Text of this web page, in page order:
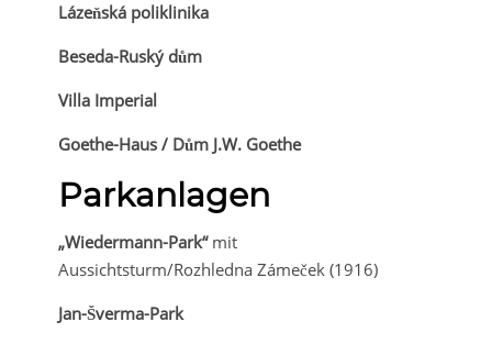
Lázeňská poliklinika
Beseda-Ruský dům
Villa Imperial
Goethe-Haus / Dům J.W. Goethe
Parkanlagen
„Wiedermann-Park“mit
Aussichtsturm/Rozhledna Zámeček (1916)
Jan-Šverma-Park